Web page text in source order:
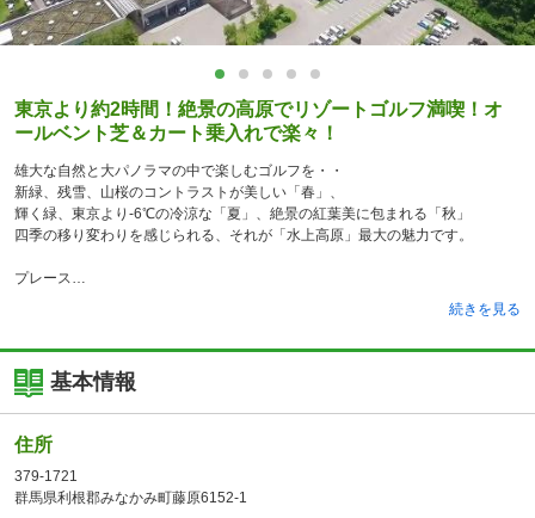
東京より約2時間！絶景の高原でリゾートゴルフ満喫！オ
ールベント芝＆カート乗入れで楽々！
雄大な自然と大パノラマの中で楽しむゴルフを・・
新緑、残雪、山桜のコントラストが美しい「春」、
輝く緑、東京より-6℃の冷涼な「夏」、絶景の紅葉美に包まれる「秋」
四季の移り変わりを感じられる、それが「水上高原」最大の魅力です。
プレース
続きを見る
基本情報
住所
379-1721
群馬県利根郡みなかみ町藤原6152-1